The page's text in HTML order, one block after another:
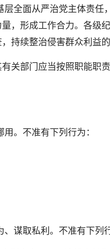
面从严治党主体责任
，形成工作合力。各级
持续整治侵害群众利益
部门应当按照职能职
。不准有下列行为：
谋取私利。不准有下列行